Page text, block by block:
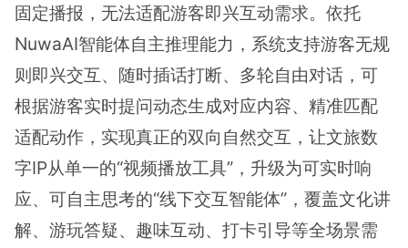
固定播报，无法适配游客即兴互动需求。依托
NuwaAI智能体自主推理能力，系统支持游客无规
则即兴交互、随时插话打断、多轮自由对话，可
根据游客实时提问动态生成对应内容、精准匹配
适配动作，实现真正的双向自然交互，让文旅数
字IP从单一的“视频播放工具”，升级为可实时响
应、可自主思考的“线下交互智能体”，覆盖文化讲
解、游玩答疑、趣味互动、打卡引导等全场景需